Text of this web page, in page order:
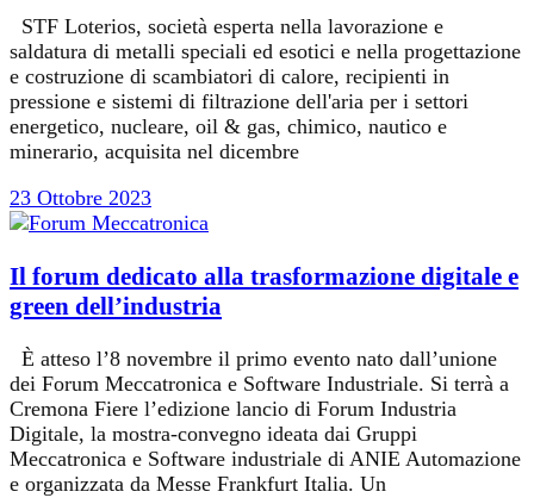
STF Loterios, società esperta nella lavorazione e
saldatura di metalli speciali ed esotici e nella progettazione
e costruzione di scambiatori di calore, recipienti in
pressione e sistemi di filtrazione dell'aria per i settori
energetico, nucleare, oil & gas, chimico, nautico e
minerario, acquisita nel dicembre
23 Ottobre 2023
Il forum dedicato alla trasformazione digitale e
green dell’industria
È atteso l’8 novembre il primo evento nato dall’unione
dei Forum Meccatronica e Software Industriale. Si terrà a
Cremona Fiere l’edizione lancio di Forum Industria
Digitale, la mostra-convegno ideata dai Gruppi
Meccatronica e Software industriale di ANIE Automazione
e organizzata da Messe Frankfurt Italia. Un